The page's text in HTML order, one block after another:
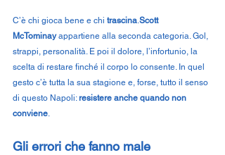
C’è chi gioca bene e chi trascina.Scott
McTominay appartiene alla seconda categoria. Gol,
strappi, personalità. E poi il dolore, l’infortunio, la
scelta di restare finché il corpo lo consente. In quel
gesto c’è tutta la sua stagione e, forse, tutto il senso
di questo Napoli: resistere anche quando non
conviene.
Gli errori che fanno male